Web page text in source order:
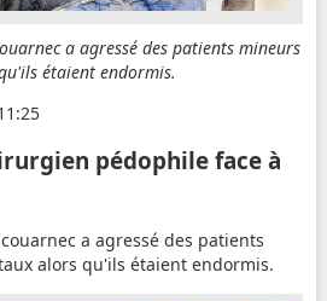
a agressé des patients mineurs
étaient endormis.
pédophile face à
a agressé des patients
alors qu'ils étaient endormis.